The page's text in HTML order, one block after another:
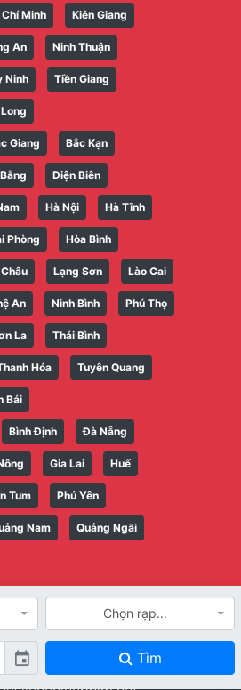
Chọn rạp...
event Tìm
Chí Minh Kiên Giang
An Ninh Thuận
Ninh Tiền Giang
Giang Bắc Kạn
Điện Biên
Hà Nội Hà Tĩnh
Phòng Hòa Bình
Lạng Sơn Lào Cai
An Ninh Bình Phú Thọ
La Thái Bình
Hóa Tuyên Quang
Bái
Bình Định Đà Nẵng
Gia Lai Huế
Tum Phú Yên
Nam Quảng Ngãi